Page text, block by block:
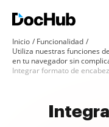
Inicio
Funcionalidad
Utiliza nuestras funciones
en tu navegador sin
Integrar formato de